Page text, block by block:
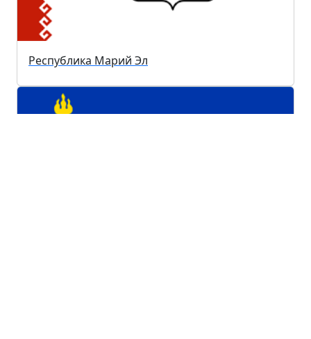
Республика Марий Эл